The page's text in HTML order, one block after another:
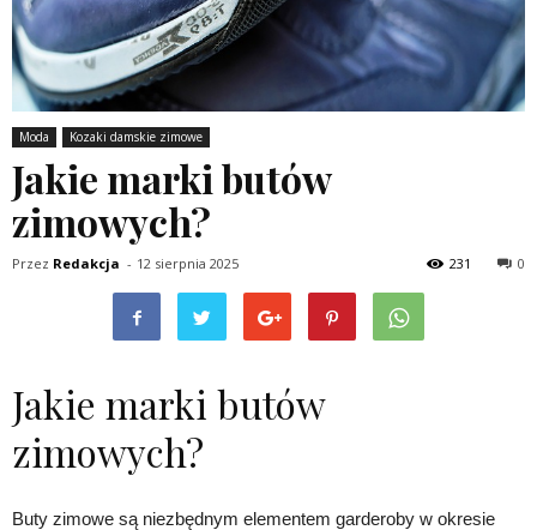
Moda Kozaki damskie zimowe
Jakie marki butów
zimowych?
Przez Redakcja - 12 sierpnia 2025 0
231
Jakie marki butów
zimowych?
Buty zimowe są niezbędnym elementem garderoby w okresie